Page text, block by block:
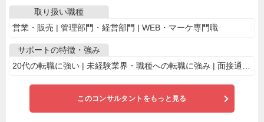
取り扱い職種
営業・販売 | 管理部門・経営部門 | WEB・マーケ専門職
サポートの特徴・強み
このコンサルタントをもっと見る